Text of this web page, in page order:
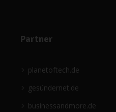
Partner
planetoftech.de
gesündernet.de
businessandmore.de